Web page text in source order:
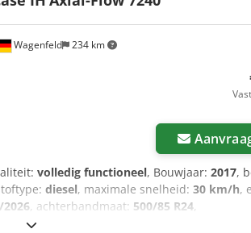
Wagenfeld 234 km
volledig functioneel, Bouwjaar: 2017,
diesel, maximale snelheid: 30 km/h,
2026, achterbandmaat: 500/85 R24,
aanhangwagenkoppeling,